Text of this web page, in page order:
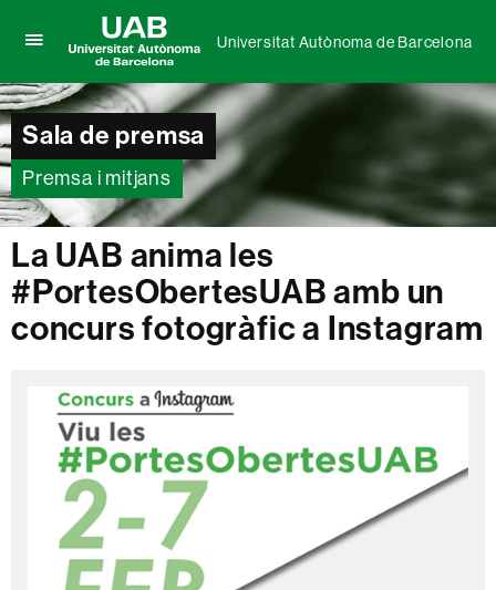
per
desplegar
el
menú
de
Universitat
Autònoma
de
Barcelona
Universitat
Autònoma
de
Barcelona
Universitat Autònoma de Barcelona
Sala de premsa
Premsa i mitjans
La UAB anima les
#PortesObertesUAB amb un
concurs fotogràfic a Instagram